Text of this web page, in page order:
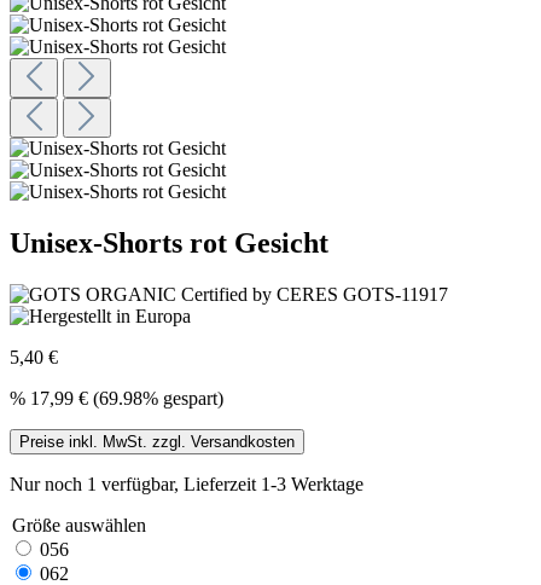
Unisex-Shorts rot Gesicht
5,40 €
% 17,99 € (69.98% gespart)
Preise inkl. MwSt. zzgl. Versandkosten
Nur noch 1 verfügbar, Lieferzeit 1-3 Werktage
Größe auswählen
056
062